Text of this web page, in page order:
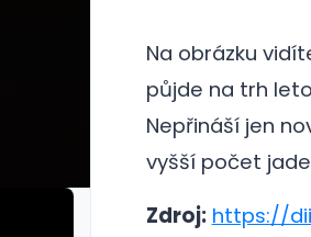
Na obrázku
půjde na trh
Nepřináší jen
vyšší počet
Zdroj: https://